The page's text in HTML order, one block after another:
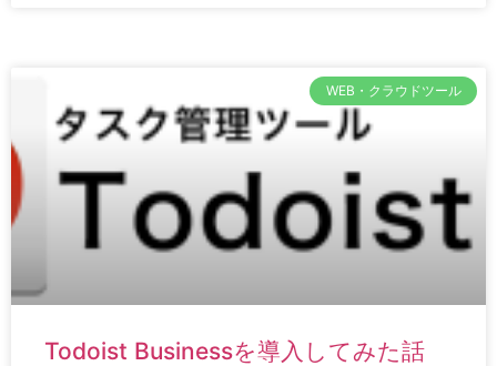
WEB・クラウドツール
Todoist Businessを導入してみた話